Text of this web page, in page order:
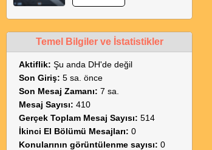
Temel Bilgiler ve İstatistikler
Aktiflik: Şu anda DH'de değil
Son Giriş: 5 sa. önce
Son Mesaj Zamanı: 7 sa.
Mesaj Sayısı: 410
Gerçek Toplam Mesaj Sayısı: 514
İkinci El Bölümü Mesajları: 0
Konularının görüntülenme sayısı: 0